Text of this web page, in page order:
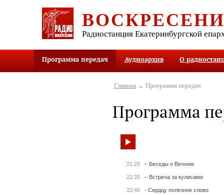
Радиостанция Екатеринбургской
Программа передач Аудиоархив О
Главная→ Программа передач
Программа
21:20 – Беседы о Вечном
22:20 – Встреча за кулисами
22:40 - Сердцу полезное слово